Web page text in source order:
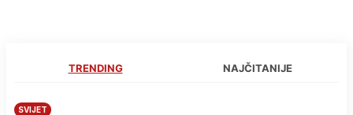
TRENDING NAJČITANIJE
SVIJET